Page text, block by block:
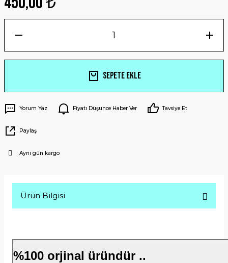
Sepete Ekle
Yorum Yaz Fiyatı Düşünce Haber Ver Tavsiye Et
Paylaş
Aynı gün kargo
Ürün Bilgisi
%100 orjinal üründür ..